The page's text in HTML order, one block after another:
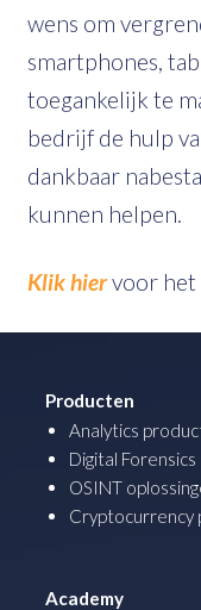
wens om
smartphones,
toegankelijk te
bedrijf de hulp
dankbaar
kunnen helpen.
Klik hiervoor het
Producten
Analytics
Digital
OSINT
Cryptocurrency
Academy